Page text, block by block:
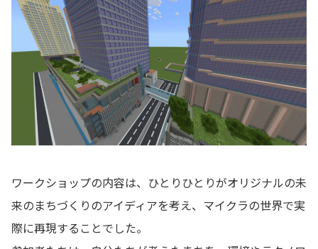
ワークショップの内容は、ひとりひとりがオリジナルの未
来のまちづくりのアイディアを考え、マイクラの世界で実
際に再現することでした。